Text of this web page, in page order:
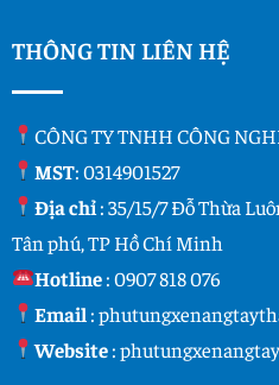
THÔNG TIN LIÊN HỆ
CÔNG TY TNHH CÔNG
MST: 0314901527
Địa chỉ: 35/15/7 Đỗ Thừa
Tân phú, TP Hồ Chí Minh
Hotline:0907 818 076
Email :
Website: